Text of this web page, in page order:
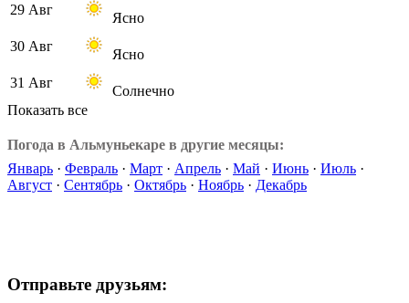
29 Авг
Ясно
30 Авг
Ясно
31 Авг
Солнечно
Показать все
Погода в Альмуньекаре в другие месяцы:
Январь · Февраль · Март · Апрель · Май · Июнь · Июль ·
Август · Сентябрь · Октябрь · Ноябрь · Декабрь
Отправьте друзьям: